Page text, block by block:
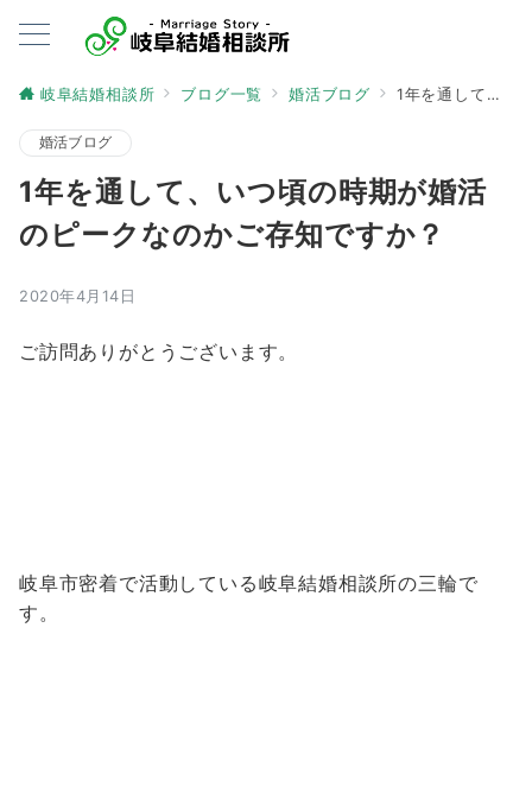
岐阜結婚相談所 ブログ一覧 婚活ブログ 1年を通して、いつ頃の時期が婚活のピークなのかご存知ですか？
婚活ブログ
1年を通して、いつ頃の時期が婚活
のピークなのかご存知ですか？
2020年4月14日
ご訪問ありがとうございます。
岐阜市密着で活動している岐阜結婚相談所の三輪で
す。